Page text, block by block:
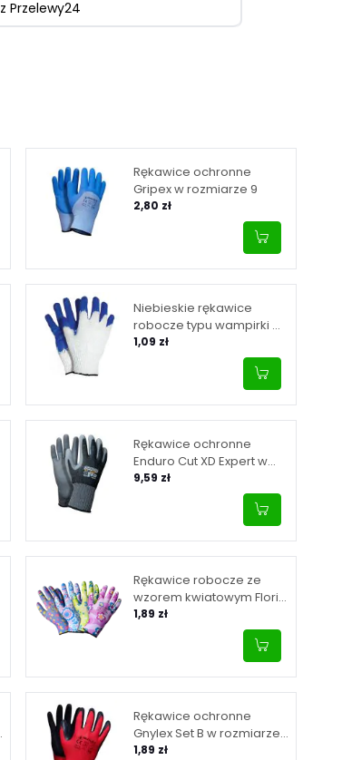
Rękawice ochronne
Gripex w rozmiarze 9
2,80 zł
Niebieskie rękawice
robocze typu wampirki w
rozmiarze 10
1,09 zł
Rękawice ochronne
Enduro Cut XD Expert w
rozmiarze 10
9,59 zł
Rękawice robocze ze
wzorem kwiatowym Floris
– w rozmiarze 7
1,89 zł
Rękawice ochronne
Gnylex Set B w rozmiarze
10
1,89 zł
z Przelewy24